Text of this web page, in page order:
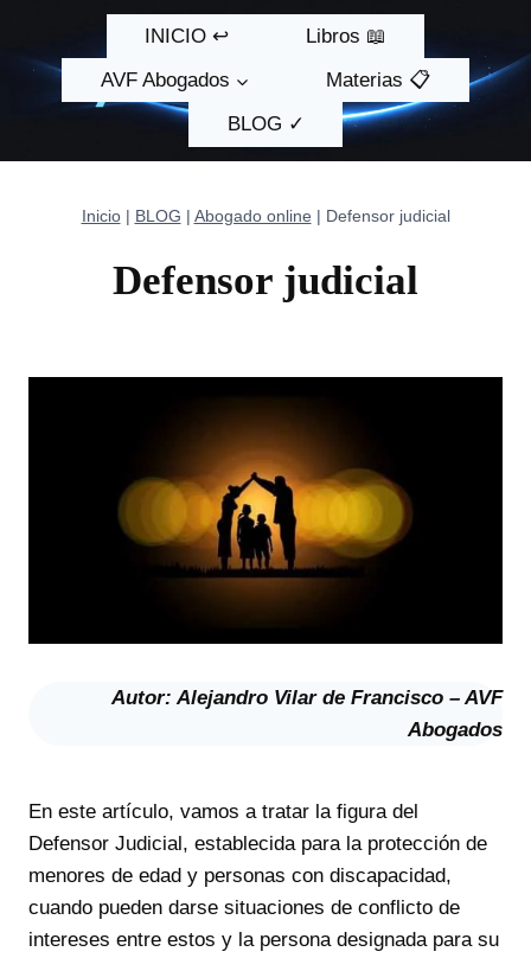
contenido
INICIO ↩
Libros 📖
AVF Abogados
Materias 📋
BLOG ✓
Inicio| BLOG | Abogado online | Defensor judicial
Defensor judicial
Autor: Alejandro Vilar de Francisco – AVF
Abogados
En este artículo, vamos a tratar la figura del
Defensor Judicial, establecida para la protección de
menores de edad y personas con discapacidad,
cuando pueden darse situaciones de conflicto de
intereses entre estos y la persona designada para su